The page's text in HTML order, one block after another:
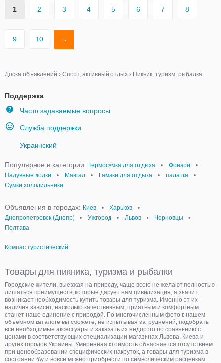
1 2 3 4 5 6 7 8
9 10 →
Доска объявлений › Спорт, активный отдых › Пикник, туризм, рыбалка
Поддержка
Часто задаваемые вопросы
Служба поддержки
Украинский
Популярное в категории: Термосумка для отдыха • Фонари
•
Надувные лодки
• Мангал • Гамаки для отдыха • палатка
•
Сумки холодильники
Объявления в городах: Киев • Харьков
•
Днепропетровск (Днепр)
• Ужгород • Львов • Черновцы
•
Полтава
Компас туристический
Товары для пикника, туризма и рыбалки
Городские жители, выезжая на природу, чаще всего не желают полностью
лишаться преимуществ, которые дарует нам цивилизация, а значит,
возникает необходимость купить товары для туризма. Именно от их
наличия зависит, насколько качественным, приятным и комфортным
станет наше единение с природой. По многочисленным фото в нашем
объемном каталоге вы сможете, не испытывая затруднений, подобрать
все необходимые аксессуары и заказать их недорого по сравнению с
ценами в соответствующих специализации магазинах Львова, Киева и
других городов Украины. Умеренная стоимость объясняется отсутствием
при ценообразовании специфических накруток, а товары для туризма в
состоянии б\у и вовсе можно приобрести по символическим расценкам.